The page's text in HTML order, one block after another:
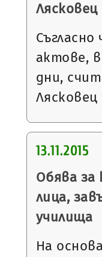
Лясковец
актове,
дни,
13.11.2015
Обява за
лица,
училища
На